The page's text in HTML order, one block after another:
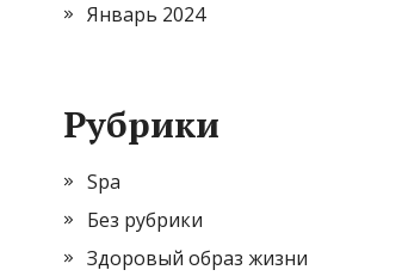
Январь 2024
Рубрики
Spa
Без рубрики
Здоровый образ жизни